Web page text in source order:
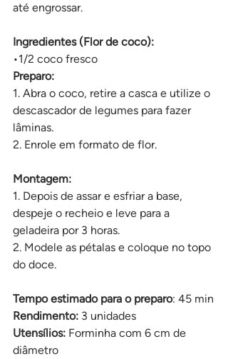
até engrossar.
Ingredientes (Flor de coco):
•1/2 coco fresco
Preparo:
1. Abra o coco, retire a casca e utilize o
descascador de legumes para fazer
lâminas.
2. Enrole em formato de flor.
Montagem:
1. Depois de assar e esfriar a base,
despeje o recheio e leve para a
geladeira por 3 horas.
2. Modele as pétalas e coloque no topo
do doce.
Tempo estimado para o preparo: 45 min
Rendimento: 3 unidades
Utensílios: Forminha com 6 cm de
diâmetro